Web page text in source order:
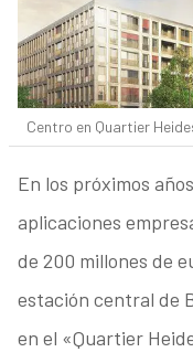
Centro en Quartier
En los próximos
aplicaciones
de 200 millones de
estación central de
en el «Quartier